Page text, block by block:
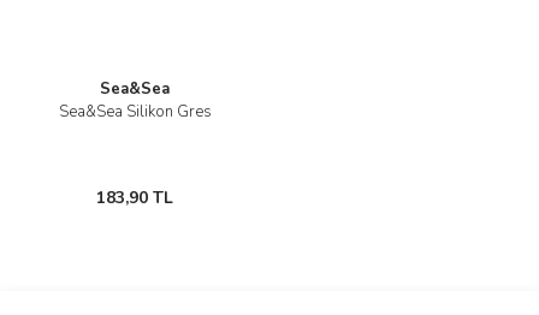
Sea&Sea
Sea&Sea Silikon Gres
183,90 TL